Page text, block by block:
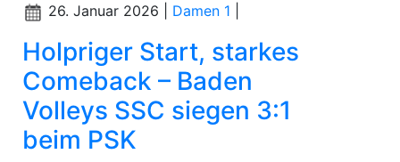
26. Januar 2026 | Damen 1
Holpriger Start, starkes
Comeback – Baden
Volleys SSC siegen 3:1
beim PSK